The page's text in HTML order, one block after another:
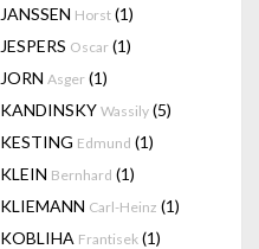
JANSSEN Horst (1)
JESPERS Oscar (1)
JORN Asger (1)
KANDINSKY Wassily (5)
KESTING Edmund (1)
KLEIN Bernhard (1)
KLIEMANN Carl-Heinz (1)
KOBLIHA Frantisek (1)